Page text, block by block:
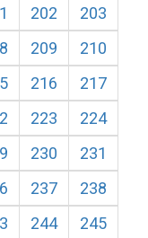
202
203
209
210
216
217
223
224
230
231
237
238
244
245